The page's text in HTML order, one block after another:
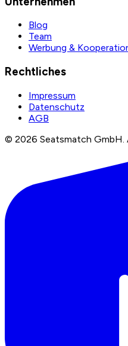
Blog
Team
Werbung &
Rechtliches
Impressum
Datenschutz
AGB
© 2026 Seatsmatch GmbH.